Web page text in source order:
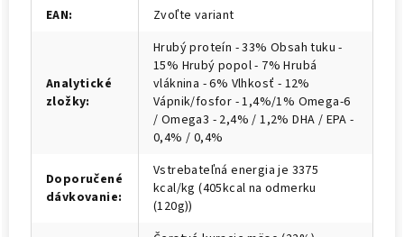
EAN: Zvoľte variant
Analytické
zložky:
Hrubý proteín - 33% Obsah tuku -
15% Hrubý popol - 7% Hrubá
vláknina - 6% Vlhkosť - 12%
Vápnik/fosfor - 1,4%/1% Omega-6
/ Omega3 - 2,4% / 1,2% DHA / EPA -
0,4% / 0,4%
Doporučené
dávkovanie:
Vstrebateľná energia je 3375
kcal/kg (405kcal na odmerku
(120g))